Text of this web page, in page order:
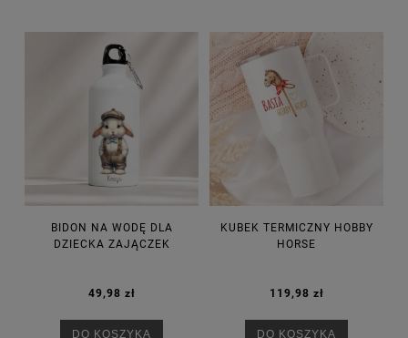
BIDON NA WODĘ DLA
DZIECKA ZAJĄCZEK
49,98 zł
DO KOSZYKA
KUBEK TERMICZNY HOBBY
HORSE
119,98 zł
DO KOSZYKA